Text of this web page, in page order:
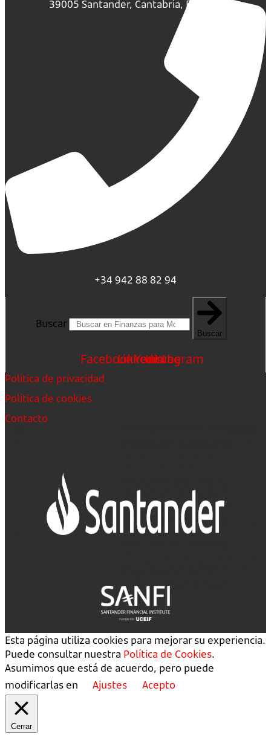
39005 Santander, Cantabria, España.
+34 942 88 82 94
Buscar
Buscar
FacebookLinkedin
Youtube
Instagram
Política de privacidad
Política de cookies
Contacto
Esta página utiliza cookies para mejorar su experiencia.
Puede consultar nuestra Política de Cookies.
Asumimos que está de acuerdo, pero puede
modificarlas en
Ajustes Acepto
Cerrar